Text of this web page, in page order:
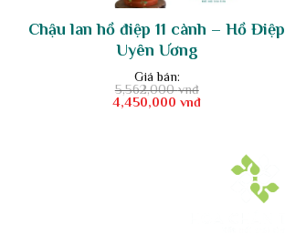
Chậu lan hồ điệp 11 cành – Hồ Điệp
Uyên Ương
Giá bán:
5,562,000vnđ
Giá
gốc
4,450,000vnđ
Giá
hiện